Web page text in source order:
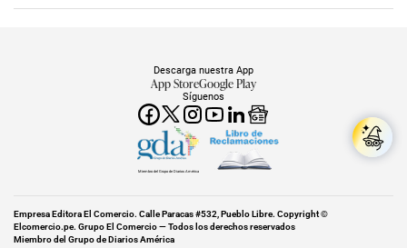
Síguenos
Descarga nuestra App
App StoreGoogle Play
Miembro del Grupo de Diarios América
Empresa Editora El Comercio. Calle Paracas #532, Pueblo Libre. Copyright ©
Elcomercio.pe. Grupo El Comercio — Todos los derechos reservados
Miembro del Grupo de Diarios América